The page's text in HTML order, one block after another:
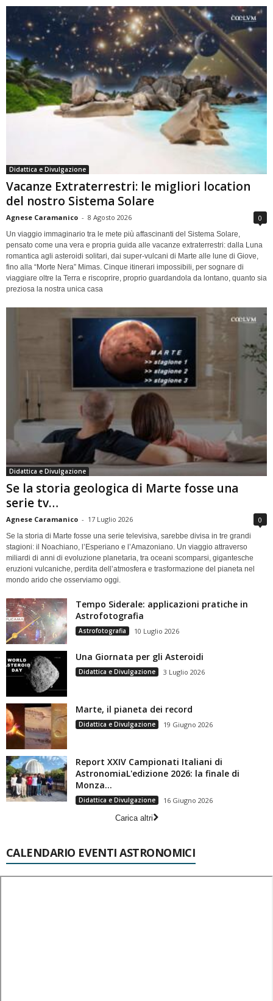
Didattica e Divulgazione
Vacanze Extraterrestri: le migliori location
del nostro Sistema Solare
Agnese Caramanico - 8 Agosto 2026 0
Un viaggio immaginario tra le mete più affascinanti del Sistema Solare,
pensato come una vera e propria guida alle vacanze extraterrestri: dalla Luna
romantica agli asteroidi solitari, dai super-vulcani di Marte alle lune di Giove,
fino alla “Morte Nera” Mimas. Cinque itinerari impossibili, per sognare di
viaggiare oltre la Terra e riscoprire, proprio guardandola da lontano, quanto sia
preziosa la nostra unica casa
Didattica e Divulgazione
Se la storia geologica di Marte fosse una
serie tv…
Agnese Caramanico - 17 Luglio 2026 0
Se la storia di Marte fosse una serie televisiva, sarebbe divisa in tre grandi
stagioni: il Noachiano, l’Esperiano e l’Amazoniano. Un viaggio attraverso
miliardi di anni di evoluzione planetaria, tra oceani scomparsi, gigantesche
eruzioni vulcaniche, perdita dell’atmosfera e trasformazione del pianeta nel
mondo arido che osserviamo oggi.
Tempo Siderale: applicazioni pratiche in
Astrofotografia
Astrofotografia 10 Luglio 2026
Una Giornata per gli Asteroidi
Didattica e Divulgazione 3 Luglio 2026
Marte, il pianeta dei record
Didattica e Divulgazione 19 Giugno 2026
Report XXIV Campionati Italiani di
AstronomiaL'edizione 2026: la finale di
Monza...
Didattica e Divulgazione
16 Giugno 2026
Carica altri
CALENDARIO EVENTI ASTRONOMICI